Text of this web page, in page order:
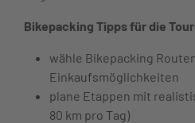
Bikepacking Tipps für die
wähle Bikepacking
Einkaufsmöglichkeiten
plane Etappen mit
80 km pro Tag)